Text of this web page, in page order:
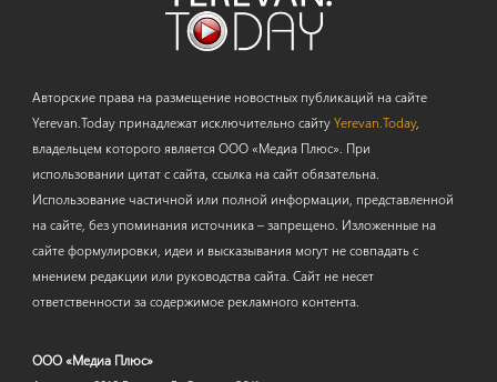
Авторские права на размещение новостных публикаций на сайте
Yerevan.Today принадлежат исключительно сайтуYerevan.Today,
владельцем которого является ООО «Медиа Плюс». При
использовании цитат с сайта, ссылка на сайт обязательна.
Использование частичной или полной информации, представленной
на сайте, без упоминания источника – запрещено. Изложенные на
сайте формулировки, идеи и высказывания могут не совпадать с
мнением редакции или руководства сайта. Сайт не несет
ответственности за содержимое рекламного контента.
ООО «Медиа Плюс»